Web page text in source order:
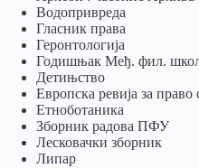
Водопривреда
Гласник права
Геронтологија
Годишњак Међ. фил.
Детињство
Европска ревија за право
Eтноботаника
Зборник радова ПФУ
Лесковачки зборник
Липар